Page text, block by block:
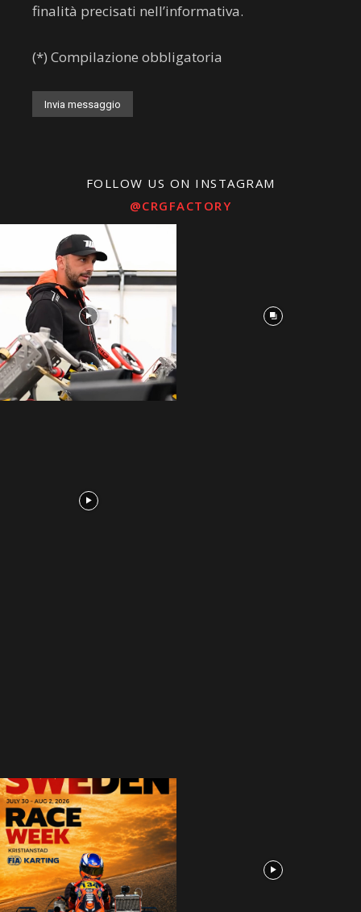
finalità precisati nell’informativa.
(*) Compilazione obbligatoria
FOLLOW US ON INSTAGRAM
@CRGFACTORY